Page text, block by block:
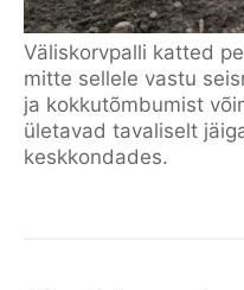
Väliskorvpalli katted
mitte sellele vastu
ja kokkutõmbumist
ületavad tavaliselt
keskkondades.